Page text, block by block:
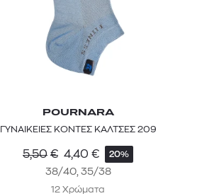
POURNARA
ΓΥΝΑΙΚΕΙΕΣ ΚΟΝΤΕΣ ΚΑΛΤΣΕΣ 209
5,50 € 4,40 € 20%
38/40, 35/38
12 Χρώματα